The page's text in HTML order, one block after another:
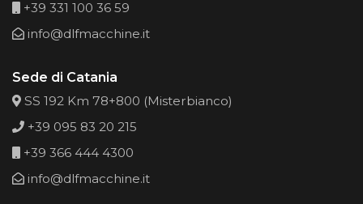
+39 331 100 36 59
info@dlfmacchine.it
Sede di Catania
SS 192 Km 78+800 (Misterbianco)
+39 095 83 20 215
+39 366 444 4300
info@dlfmacchine.it